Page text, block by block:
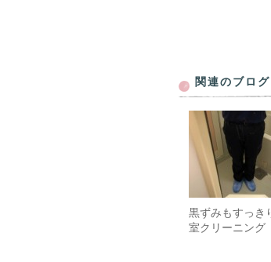
関連のブロ
黒ずみもすっき
室クリーニング